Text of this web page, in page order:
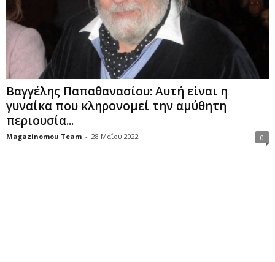
Βαγγέλης Παπαθανασίου: Αυτή είναι η
γυναίκα που κληρονομεί την αμύθητη
περιουσία...
Magazinomou Team - 28 Μαΐου 2022 0